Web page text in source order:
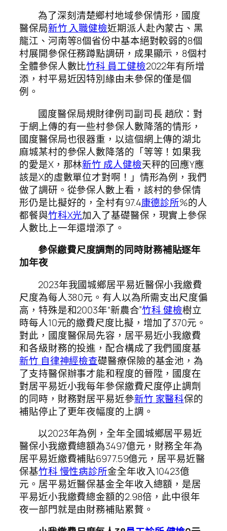
為了深刻清楚鄉村地域參保情形，國度
醫保局新竹 入職健檢近期派人赴內蒙古、黑
龍江、河南等8個省份中基本絕對較弱的8個
村展開參保任務蹲點調研，成果顯示，8個村
全體參保人數比竹科 員工健檢2022年有所增
添，村平易近因特別緣由未參保的僅是個
例。
國度醫保局規財律例司副司長 趙欣：對
于網上傳的有一些村參保人數降落的情形，
國度醫保局也很器重，以這個網上傳的湖北
麻城某村的參保人數降落的「等等！如果我
的愛是X，那林新竹 成人健檢天秤的回應Y應
該是X的虛數單位才對啊！」情形為例，我們
做了調研。從參保人數上看，該村的參保情
形仍是比擬好的，全村有97.4康德診所%的人
都餐與竹科X光加入了基礎醫保，現實上參保
人數比上一年還增添了。
參保繳費尺度調劑的同時財務補貼逐年
加年夜
2023年我國城鄉居平易近醫保小我繳費
尺度為每人380元。有人以為所需支出尺度偏
高，特殊是和2003年“新農合”竹科 健檢樹立
時每人10元的繳費尺度比擬，增加了370元。
對此，國度醫保局先容，居平易近小我繳費
和各級財務的投進，配合構成了我們國度基
新竹 自律神經檢查礎醫療保險的基金池，為
了支持醫保辦事才能和程度的晉陞，國度在
對居平易近小我每年參保繳費尺度停止調劑
的同時，財務對居平易近參新竹 家醫科保的
補貼停止了更年夜幅度的上調。
以2023年為例，全年全國城鄉居平易近
醫保小我繳費總額為3497億元，財務全年為
居平易近繳費補貼6977.59億元，居平易近醫
保基竹科 慢性病診所金全年收入10423億
元。居平易近醫保基金全年收入總額，是居
平易近小我繳費總金額的2.98倍，此中很年
夜一部門就是由財務補貼累贅。